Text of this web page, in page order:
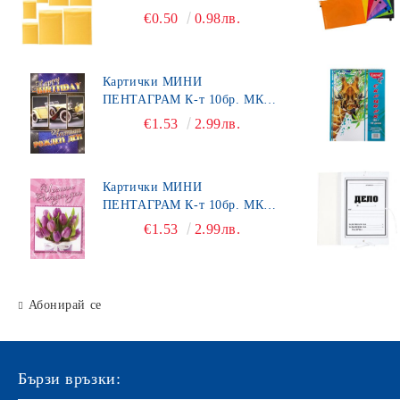
Карфици
Пинчета за корк
Кламери
Щипки
КАНАП
Хоризонтални поставки
Маркиращи клещи
Автоматични печати
Ключодържатели
общотипови формуляри
Картони
€0.50 0.98лв.
Картички МИНИ
ПЕНТАГРАМ К-т 10бр. МК
€1.53 2.99лв.
Картички МИНИ
ПЕНТАГРАМ К-т 10бр. МК
€1.53 2.99лв.
Абонирай се
Бързи връзки: